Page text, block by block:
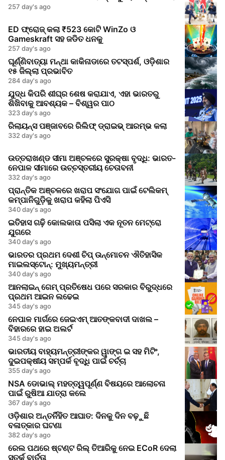
257 day's ago
ED ଫ୍ରୋଜ୍ କଲା ₹523 କୋଟି WinZo ଓ
Gameskraft ସହ ଜଡିତ ଧନକୁ
257 day's ago
ଘୂର୍ଣ୍ଣିବାତ୍ୟା ମନ୍ଥା କାକିନାଡାରେ ତଟସ୍ପର୍ଶ, ଓଡ଼ିଶାର
୧୫ ଜିଲ୍ଲା ପ୍ରଭାବିତ
284 day's ago
ଯୁଦ୍ଧ କିପରି ଶୀଘ୍ର ଶେଷ କରାଯାଏ, ଏହା ଭାରତରୁ
ଶିଖିବାକୁ ଆବଶ୍ୟକ – ବିଶ୍ୱର ପାଠ
323 day's ago
ରିଲାୟନ୍ସ ପଞ୍ଜାବରେ ରିଲିଫ୍ ଡ୍ରାଇଭ୍ ଆରମ୍ଭ କଲା
332 day's ago
ଉତ୍ତରାଖଣ୍ଡ ସୀମା ଅଞ୍ଚଳରେ ସୁରକ୍ଷା ବୃଦ୍ଧି: ଭାରତ-
ନେପାଳ ସୀମାରେ ଉଚ୍ଚସ୍ତରୀୟ ଚେତାବନୀ
332 day's ago
ପ୍ରାନ୍ତିକ ଅଞ୍ଚଳରେ ଖରାପ ସଂଯୋଗ ପାଇଁ ଟେଲିକମ୍
କମ୍ପାନିଗୁଡ଼ିକୁ ଖରାପ କହିଲା ପିଏସି
340 day's ago
ଇତିହାସ ଗଢ଼ି କୋଲକାତା ପସିଲା ଏକ ନୂତନ ମେଟ୍ରୋ
ଯୁଗରେ
340 day's ago
ଭାରତର ପ୍ରଥମ ଦେଶୀ ଚିପ୍ ଉନ୍ମୋଚନ ଐତିହାସିକ
ମାଇଲସ୍ଟୋନ୍: ମୁଖ୍ୟମନ୍ତ୍ରୀ
340 day's ago
ଆନଲାଇନ୍ ଗେମ୍ ପ୍ରତିଷେଧ ପରେ ସରକାର ବିରୁଦ୍ଧରେ
ପ୍ରଥମ ଆଇନ ଲଢେଇ
345 day's ago
ନେପାଳ ମାର୍ଗରେ ଜେଇଏମ୍ ଆତଙ୍କବାଦୀ ଦାଖଲ –
ବିହାରରେ ହାଇ ଅଲର୍ଟ
345 day's ago
ଭାରତୀୟ ବାହ୍ୟମନ୍ତ୍ରୀଙ୍କର ୱାଙ୍ଗ ଇ ସହ ମିଟିଂ,
ଦୁଇପକ୍ଷୀୟ ସମ୍ପର୍କ ବୃଦ୍ଧି ପାଇଁ ଚର୍ଚ୍ଚା
355 day's ago
NSA ଡୋଭାଲ୍ ମହତ୍ତ୍ୱପୂର୍ଣ୍ଣ ବିଷୟରେ ଆଲୋଚନା
ପାଇଁ ରୁଷିଆ ଯାତ୍ରା କଲେ
367 day's ago
ଓଡ଼ିଶାର ଅନ୍ତର୍ନିହିତ ଆଘାତ: ଦିନକୁ ଦିନ ବଢ଼ୁଛି
ବଳାତ୍କାର ଘଟଣା
382 day's ago
ରେଲ ପଥରେ ଷ୍ଟଣ୍ଟ ରିଲ୍ ତିଆରିକୁ ନେଇ ECoR ଦେଲା
ସତର୍କ ବାର୍ତ୍ତା